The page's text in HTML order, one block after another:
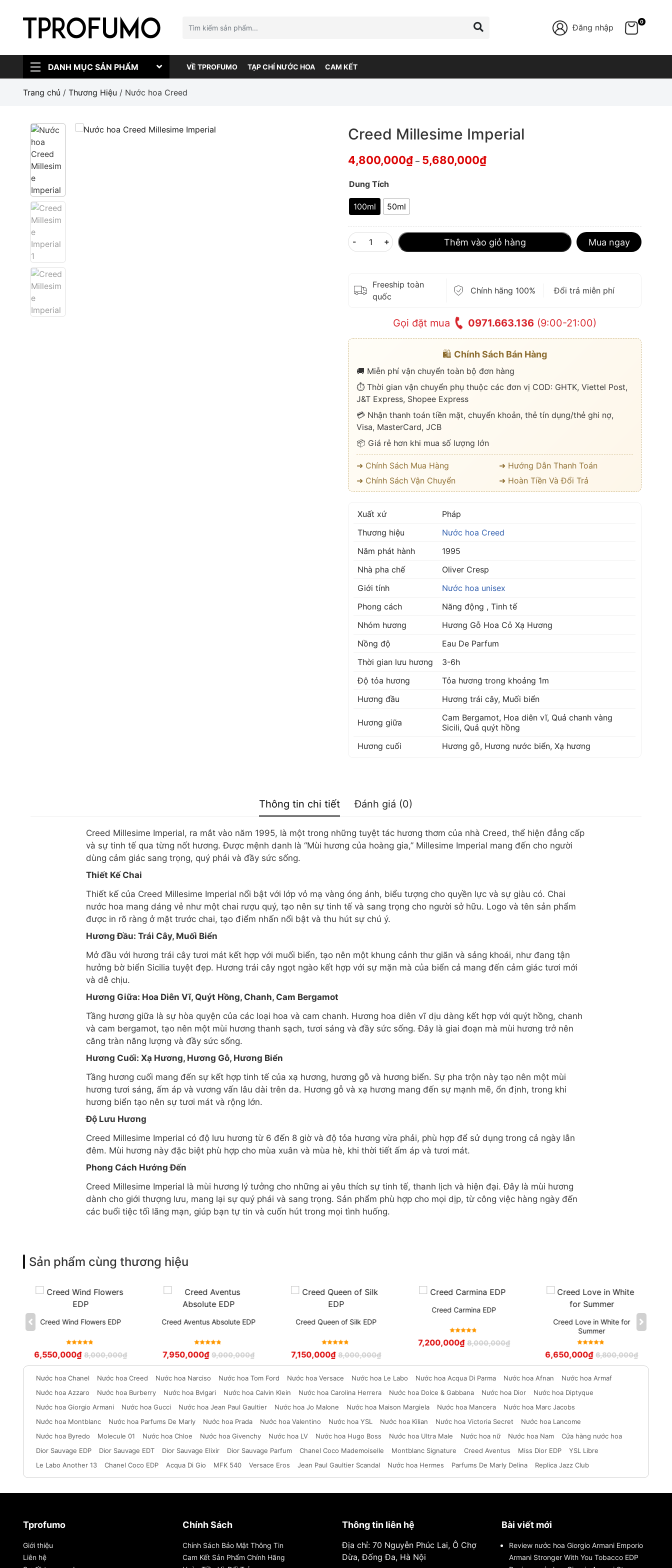
Đăng nhập
0
DANH MỤC SẢN PHẨM VỀ TPROFUMO TẠP CHÍ NƯỚC HOA CAM KẾT
Trang chủ / Thương Hiệu / Nước hoa Creed
Creed Millesime Imperial
4,800,000₫ – 5,680,000₫
Dung Tích
100ml 50ml
- + Thêm vào giỏ hàng Mua ngay
Freeship toàn
quốc
Chính hãng 100% Đổi trả miễn phí
Gọi đặt mua 0971.663.136 (9:00-21:00)
🛍️ Chính Sách Bán Hàng
🚚 Miễn phí vận chuyển toàn bộ đơn hàng
⏱️ Thời gian vận chuyển phụ thuộc các đơn vị COD: GHTK, Viettel Post,
J&T Express, Shopee Express
💳 Nhận thanh toán tiền mặt, chuyển khoản, thẻ tín dụng/thẻ ghi nợ,
Visa, MasterCard, JCB
📦 Giá rẻ hơn khi mua số lượng lớn
➜ Chính Sách Mua Hàng
➜ Hướng Dẫn Thanh Toán
➜ Chính Sách Vận Chuyển
➜ Hoàn Tiền Và Đổi Trả
Xuất xứ
Pháp
Thương hiệu
Nước hoa Creed
Năm phát hành
1995
Nhà pha chế
Oliver Cresp
Giới tính
Nước hoa unisex
Phong cách
Năng động , Tinh tế
Nhóm hương
Hương Gỗ Hoa Cỏ Xạ Hương
Nồng độ
Eau De Parfum
Thời gian lưu hương
3-6h
Độ tỏa hương
Tỏa hương trong khoảng 1m
Hương đầu
Hương trái cây, Muối biển
Hương giữa Cam Bergamot, Hoa diên vĩ, Quả chanh vàng
Sicili, Quả quýt hồng
Hương cuối
Hương gỗ, Hương nước biển,Xạ hương
Thông tin chi tiết Đánh giá (0)
Creed Millesime Imperial, ra mắt vào năm 1995, là một trong những tuyệt tác hương thơm của nhà Creed, thể hiện đẳng cấp
và sự tinh tế qua từng nốt hương. Được mệnh danh là “Mùi hương của hoàng gia,” Millesime Imperial mang đến cho người
dùng cảm giác sang trọng, quý phái và đầy sức sống.
Thiết Kế Chai
Thiết kế của Creed Millesime Imperial nổi bật với lớp vỏ mạ vàng óng ánh, biểu tượng cho quyền lực và sự giàu có. Chai
nước hoa mang dáng vẻ như một chai rượu quý, tạo nên sự tinh tế và sang trọng cho người sở hữu. Logo và tên sản phẩm
được in rõ ràng ở mặt trước chai, tạo điểm nhấn nổi bật và thu hút sự chú ý.
Hương Đầu: Trái Cây, Muối Biển
Mở đầu với hương trái cây tươi mát kết hợp với muối biển, tạo nên một khung cảnh thư giãn và sảng khoái, như đang tận
hưởng bờ biển Sicilia tuyệt đẹp. Hương trái cây ngọt ngào kết hợp với sự mặn mà của biển cả mang đến cảm giác tươi mới
và dễ chịu.
Hương Giữa: Hoa Diên Vĩ, Quýt Hồng, Chanh, Cam Bergamot
Tầng hương giữa là sự hòa quyện của các loại hoa và cam chanh. Hương hoa diên vĩ dịu dàng kết hợp với quýt hồng, chanh
và cam bergamot, tạo nên một mùi hương thanh sạch, tươi sáng và đầy sức sống. Đây là giai đoạn mà mùi hương trở nên
căng tràn năng lượng và đầy sức sống.
Hương Cuối: Xạ Hương, Hương Gỗ, Hương Biển
Tầng hương cuối mang đến sự kết hợp tinh tế của xạ hương, hương gỗ và hương biển. Sự pha trộn này tạo nên một mùi
hương tươi sáng, ấm áp và vương vấn lâu dài trên da. Hương gỗ và xạ hương mang đến sự mạnh mẽ, ổn định, trong khi
hương biển tạo nên sự tươi mát và rộng lớn.
Độ Lưu Hương
Creed Millesime Imperial có độ lưu hương từ 6 đến 8 giờ và độ tỏa hương vừa phải, phù hợp để sử dụng trong cả ngày lẫn
đêm. Mùi hương này đặc biệt phù hợp cho mùa xuân và mùa hè, khi thời tiết ấm áp và tươi mát.
Phong Cách Hướng Đến
Creed Millesime Imperial là mùi hương lý tưởng cho những ai yêu thích sự tinh tế, thanh lịch và hiện đại. Đây là mùi hương
dành cho giới thượng lưu, mang lại sự quý phái và sang trọng. Sản phẩm phù hợp cho mọi dịp, từ công việc hàng ngày đến
các buổi tiệc tối lãng mạn, giúp bạn tự tin và cuốn hút trong mọi tình huống.
Sản phẩm cùng thương hiệu
Creed Wind Flowers EDP
hạng 5
sao
8,000,000₫
6,550,000₫
Creed Aventus Absolute EDP
hạng 5
sao
9,000,000₫
7,950,000₫
Creed Queen of Silk EDP
hạng5
sao
8,000,000₫
7,150,000₫
Creed Carmina EDP
hạng 5
8,000,000₫
7,200,000₫
Creed Love in White for
Summer
hạng 5
sao
6,800,000₫
6,650,000₫
Nước hoa Chanel Nước hoa Creed Nước hoa Narciso Nước hoa Tom Ford Nước hoa Versace Nước hoa Le Labo Nước hoa Acqua Di Parma Nước hoa Afnan
Nước hoa Armaf
Nước hoa Azzaro
Nước hoa Burberry Nước hoa Bvlgari Nước hoa Calvin Klein Nước hoa Carolina Herrera Nước hoa Dolce & Gabbana Nước hoa Dior
Nước hoa Diptyque
Nước hoa Giorgio Armani
Nước hoa Gucci Nước hoa Jean Paul Gaultier Nước hoa Jo Malone Nước hoa Maison Margiela Nước hoa Mancera
Nước hoa Marc Jacobs
Nước hoa Montblanc
Nước hoa Parfums De Marly Nước hoa Prada Nước hoa Valentino Nước hoa YSL Nước hoa Kilian Nước hoa Victoria Secret
Nước hoa Lancome
Nước hoa Byredo
Molecule 01 Nước hoa Chloe Nước hoa Givenchy Nước hoa LV Nước hoa Hugo Boss Nước hoa Ultra Male Nước hoa nữ Nước hoa Nam
Cửa hàng nước hoa
Dior Sauvage EDP
Dior Sauvage EDT Dior Sauvage Elixir Dior Sauvage Parfum Chanel Coco Mademoiselle Montblanc Signature Creed Aventus Miss Dior EDP
YSL Libre
Le Labo Another 13
Chanel Coco EDP Acqua Di Gio MFK 540 Versace Eros Jean Paul Gaultier Scandal Nước hoa Hermes Parfums De Marly Delina Replica Jazz Club
Tprofumo
Giới thiệu
Liên hệ
Chính Sách
Chính Sách Bảo Mật Thông Tin
Cam Kết Sản Phẩm Chính Hãng
Thông tin liên hệ
Địa chỉ: 70 Nguyễn Phúc Lai, Ô Chợ
Dừa, Đống Đa, Hà Nội
Bài viết mới
Review nước hoa Giorgio Armani Emporio
Armani Stronger With You Tobacco EDP